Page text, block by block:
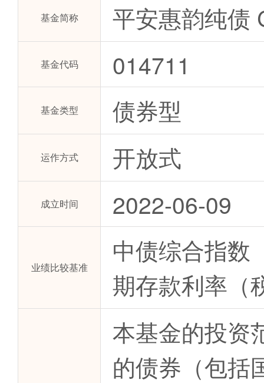
基金简称 平安惠韵纯债
基金代码 014711
基金类型 债券型
运作方式 开放式
成立时间 2022-06-09
业绩比较基准
中债综合指数
期存款利率（
本基金的投资
的债券（包括